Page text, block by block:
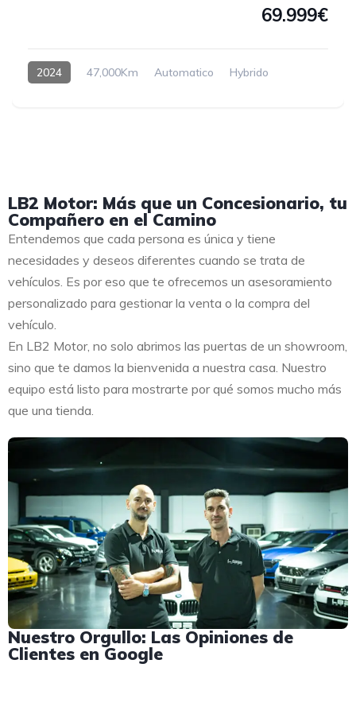
69.999€
2024 47,000Km Automatico Hybrido
LB2 Motor: Más que un Concesionario, tu
Compañero en el Camino
Entendemos que cada persona es única y tiene
necesidades y deseos diferentes cuando se trata de
vehículos. Es por eso que te ofrecemos un asesoramiento
personalizado para gestionar la venta o la compra del
vehículo.
En LB2 Motor, no solo abrimos las puertas de un showroom,
sino que te damos la bienvenida a nuestra casa. Nuestro
equipo está listo para mostrarte por qué somos mucho más
que una tienda.
Nuestro Orgullo: Las Opiniones de
Clientes en Google